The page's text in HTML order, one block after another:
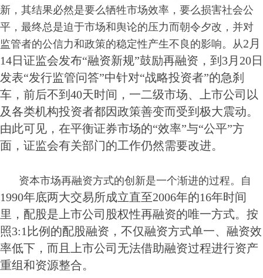
新，其结果必然是要么牺牲市场效率，要么损害社会公
平，最终总是迫于市场和舆论的压力而朝令夕改，并对
监管者的公信力和政策的稳定性产生不良的影响。从2月
14日证监会发布“融资新规”鼓励再融资，到3月20日
发表“发行监管问答”中针对“战略投资者”的急刹
车，前后不到40天时间，一二级市场、上市公司以
及各类机构投资者都因政策善变而受到极大震动。
由此可见，在平衡证券市场的“效率”与“公平”方
面，证监会有关部门的工作仍然需要改进。
资本市场再融资方式的创新是一个渐进的过程。自
1990年底两大交易所成立直至2006年的16年时间
里，配股是上市公司股权性再融资的唯一方式。按
照3:1比例的配股融资，不仅融资方式单一、融资效
率低下，而且上市公司无法借助融资过程进行资产
重组和资源整合。